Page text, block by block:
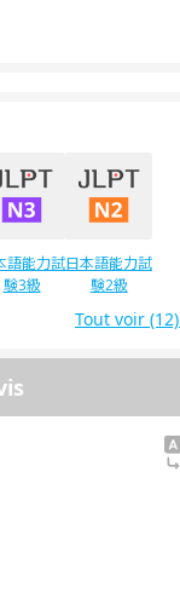
語能力試
験3級
日本語能力試
験2級
Tout voir (12)